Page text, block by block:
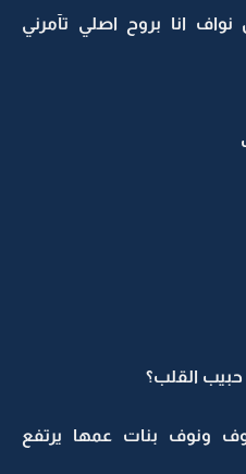
انا بروح اصلي تآمرني
القلب؟
ونوف بنات عمها يرتفع